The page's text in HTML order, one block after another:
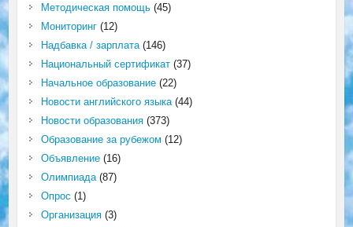
Методическая помощь(45)
Мониторинг(12)
Надбавка / зарплата(146)
Национальный сертификат(37)
Начальное образование(22)
Новости английского языка(44)
Новости образования(373)
Образование за рубежом (12)
Объявление(16)
Олимпиада(87)
Опрос (1)
Организация(3)